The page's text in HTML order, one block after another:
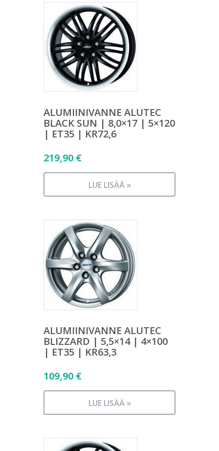
ALUMIINIVANNE ALUTEC
BLACK SUN | 8,0×17 | 5×120
| ET35 | KR72,6
219,90 €
LUE LISÄÄ »
ALUMIINIVANNE ALUTEC
BLIZZARD | 5,5×14 | 4×100
| ET35 | KR63,3
109,90 €
LUE LISÄÄ »